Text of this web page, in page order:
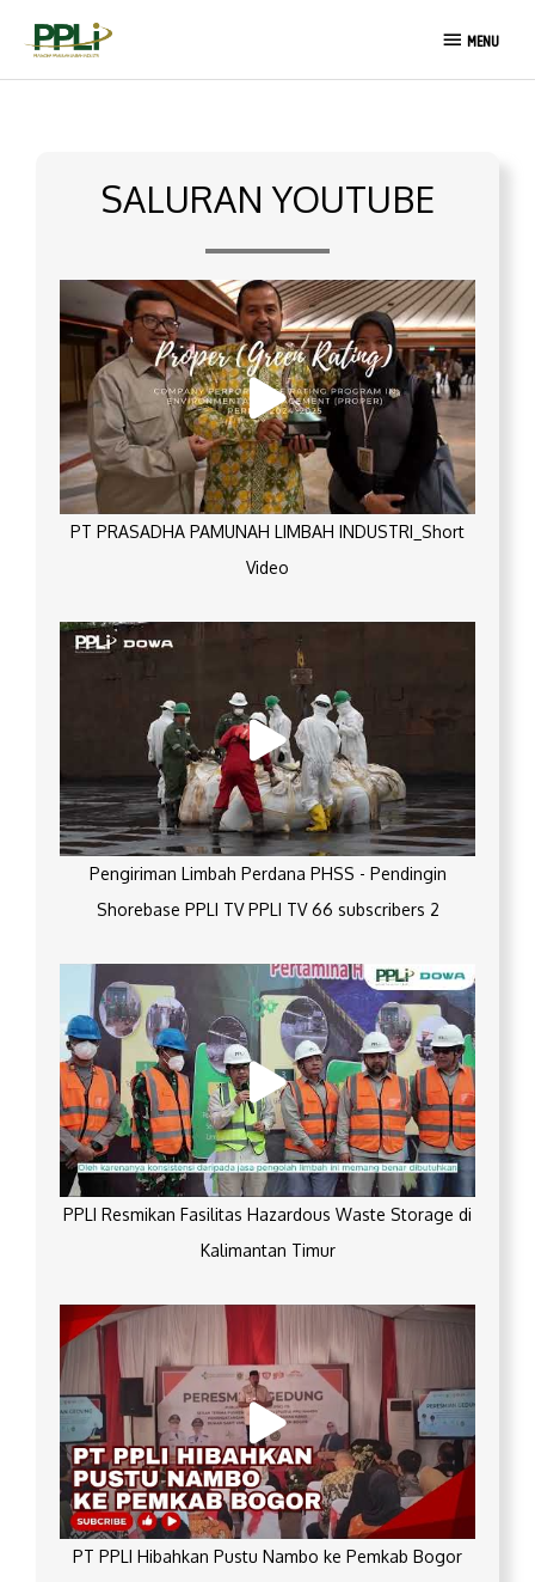
MENU
MENU
SALURAN YOUTUBE
PT PRASADHA PAMUNAH LIMBAH INDUSTRI_Short
Video
Pengiriman Limbah Perdana PHSS - Pendingin
Shorebase PPLI TV PPLI TV 66 subscribers 2
PPLI Resmikan Fasilitas Hazardous Waste Storage di
Kalimantan Timur
PT PPLI Hibahkan Pustu Nambo ke Pemkab Bogor